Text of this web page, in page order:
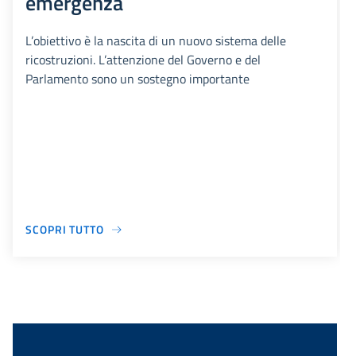
L’obiettivo è la nascita di un nuovo sistema delle
ricostruzioni. L’attenzione del Governo e del
Parlamento sono un sostegno importante
SCOPRI TUTTO